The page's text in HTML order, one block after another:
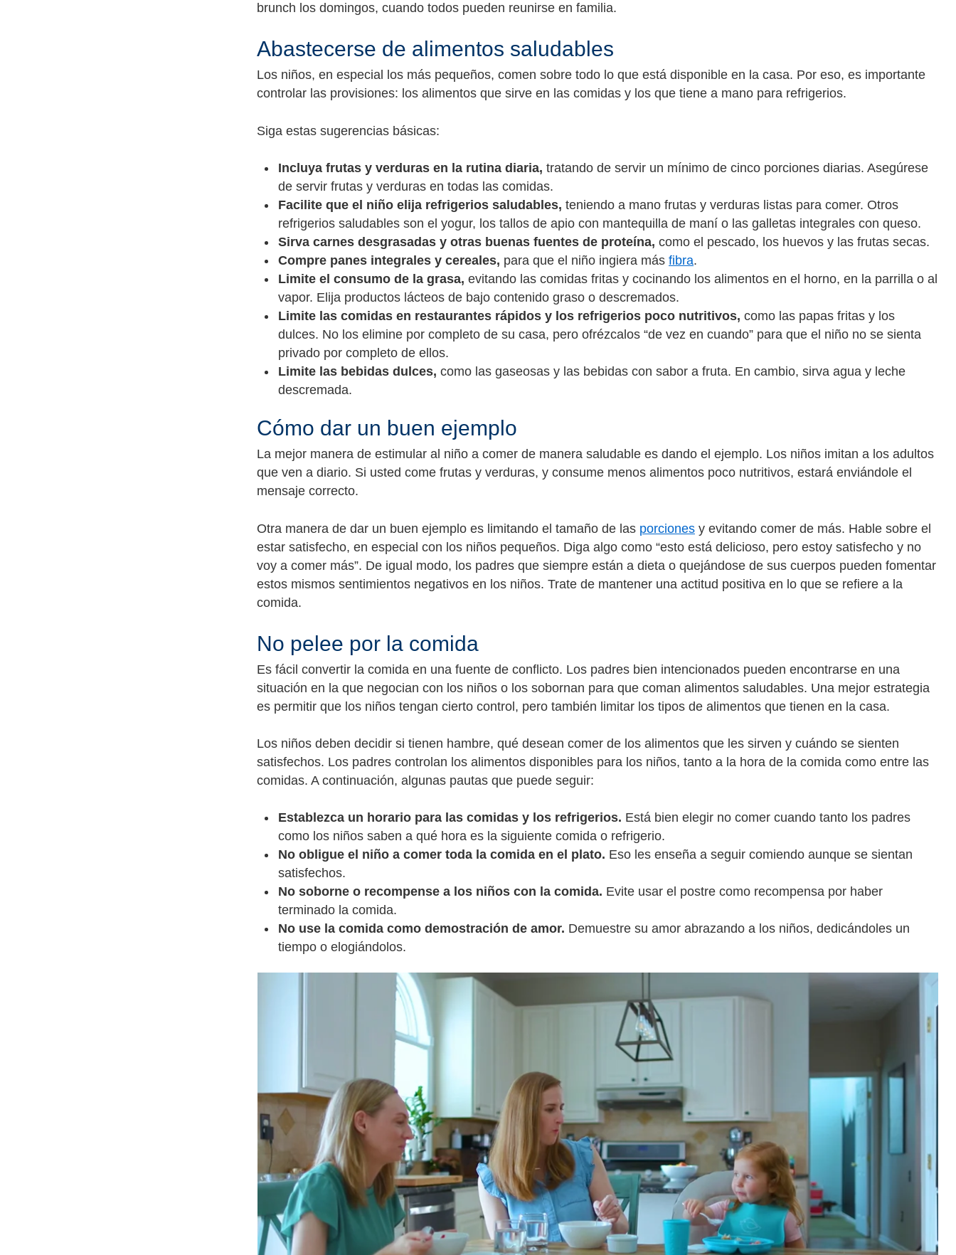
brunch los domingos, cuando todos pueden reunirse en familia.
Abastecerse de alimentos saludables
Los niños, en especial los más pequeños, comen sobre todo lo que está disponible en la casa. Por eso, es importante
controlar las provisiones: los alimentos que sirve en las comidas y los que tiene a mano para refrigerios.
Siga estas sugerencias básicas:
Incluya frutas y verduras en la rutina diaria, tratando de servir un mínimo de cinco porciones diarias. Asegúrese
de servir frutas y verduras en todas las comidas.
Facilite que el niño elija refrigerios saludables, teniendo a mano frutas y verduras listas para comer. Otros
refrigerios saludables son el yogur, los tallos de apio con mantequilla de maní o las galletas integrales con queso.
Sirva carnes desgrasadas y otras buenas fuentes de proteína, como el pescado, los huevos y las frutas secas.
Compre panes integrales y cereales, para que el niño ingiera más fibra.
Limite el consumo de la grasa, evitando las comidas fritas y cocinando los alimentos en el horno, en la parrilla o al
vapor. Elija productos lácteos de bajo contenido graso o descremados.
Limite las comidas en restaurantes rápidos y los refrigerios poco nutritivos, como las papas fritas y los
dulces. No los elimine por completo de su casa, pero ofrézcalos “de vez en cuando” para que el niño no se sienta
privado por completo de ellos.
Limite las bebidas dulces, como las gaseosas y las bebidas con sabor a fruta. En cambio, sirva agua y leche
descremada.
Cómo dar un buen ejemplo
La mejor manera de estimular al niño a comer de manera saludable es dando el ejemplo. Los niños imitan a los adultos
que ven a diario. Si usted come frutas y verduras, y consume menos alimentos poco nutritivos, estará enviándole el
mensaje correcto.
Otra manera de dar un buen ejemplo es limitando el tamaño de las porciones y evitando comer de más. Hable sobre el
estar satisfecho, en especial con los niños pequeños. Diga algo como “esto está delicioso, pero estoy satisfecho y no
voy a comer más”. De igual modo, los padres que siempre están a dieta o quejándose de sus cuerpos pueden fomentar
estos mismos sentimientos negativos en los niños. Trate de mantener una actitud positiva en lo que se refiere a la
comida.
No pelee por la comida
Es fácil convertir la comida en una fuente de conflicto. Los padres bien intencionados pueden encontrarse en una
situación en la que negocian con los niños o los sobornan para que coman alimentos saludables. Una mejor estrategia
es permitir que los niños tengan cierto control, pero también limitar los tipos de alimentos que tienen en la casa.
Los niños deben decidir si tienen hambre, qué desean comer de los alimentos que les sirven y cuándo se sienten
satisfechos. Los padres controlan los alimentos disponibles para los niños, tanto a la hora de la comida como entre las
comidas. A continuación, algunas pautas que puede seguir:
Establezca un horario para las comidas y los refrigerios. Está bien elegir no comer cuando tanto los padres
como los niños saben a qué hora es la siguiente comida o refrigerio.
No obligue el niño a comer toda la comida en el plato. Eso les enseña a seguir comiendo aunque se sientan
satisfechos.
No soborne o recompense a los niños con la comida. Evite usar el postre como recompensa por haber
terminado la comida.
No use la comida como demostración de amor. Demuestre su amor abrazando a los niños, dedicándoles un
tiempo o elogiándolos.